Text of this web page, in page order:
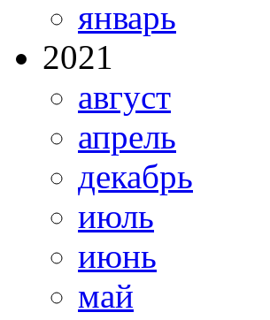
январь
2021
август
апрель
декабрь
июль
июнь
май